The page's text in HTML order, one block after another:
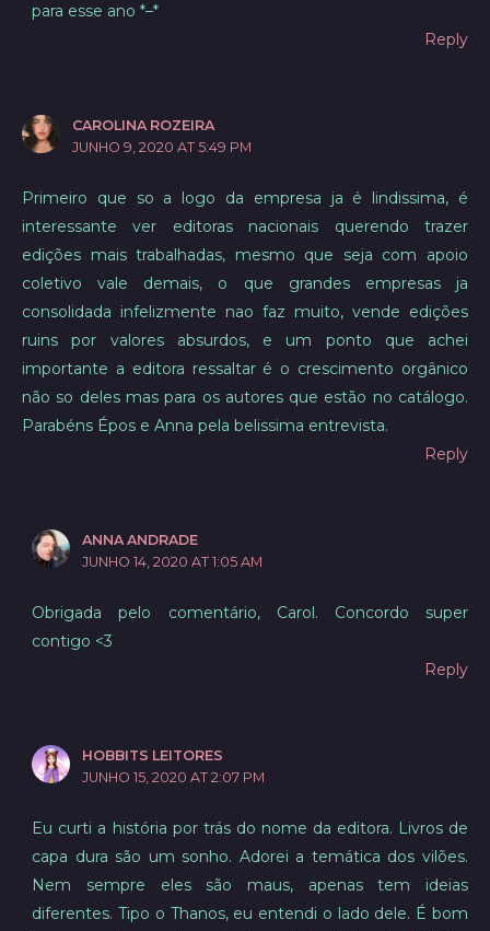
para esse ano *–*
Reply
CAROLINA ROZEIRA
JUNHO 9, 2020 AT 5:49 PM
Primeiro que so a logo da empresa ja é lindissima, é
interessante ver editoras nacionais querendo trazer
edições mais trabalhadas, mesmo que seja com apoio
coletivo vale demais, o que grandes empresas ja
consolidada infelizmente nao faz muito, vende edições
ruins por valores absurdos, e um ponto que achei
importante a editora ressaltar é o crescimento orgânico
não so deles mas para os autores que estão no catálogo.
Parabéns Épos e Anna pela belissima entrevista.
Reply
ANNA ANDRADE
JUNHO 14, 2020 AT 1:05 AM
Obrigada pelo comentário, Carol. Concordo super
contigo <3
Reply
HOBBITS LEITORES
JUNHO 15, 2020 AT 2:07 PM
Eu curti a história por trás do nome da editora. Livros de
capa dura são um sonho. Adorei a temática dos vilões.
Nem sempre eles são maus, apenas tem ideias
diferentes. Tipo o Thanos, eu entendi o lado dele. É bom